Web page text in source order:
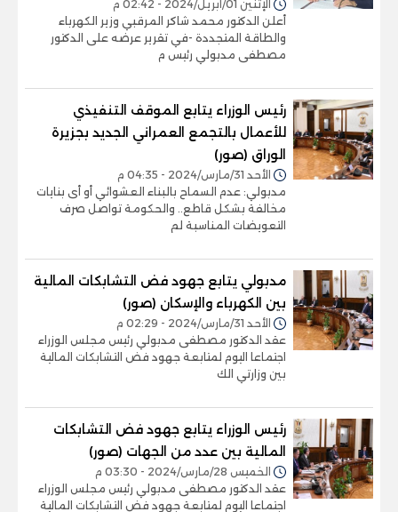
الإثنين 01/أبريل/2024 - 02:42 م
أعلن الدكتور محمد شاكر المرقبي وزير الكهرباء
والطاقة المتجددة -في تقرير عرضه على الدكتور
مصطفى مدبولي رئيس م
رئيس الوزراء يتابع الموقف التنفيذي
للأعمال بالتجمع العمراني الجديد بجزيرة
الوراق (صور)
الأحد 31/مارس/2024 - 04:35 م
مدبولي: عدم السماح بالبناء العشوائي أو أى بنايات
مخالفة بشكل قاطع.. والحكومة تواصل صرف
التعويضات المناسبة لم
مدبولي يتابع جهود فض التشابكات المالية
بين الكهرباء والإسكان (صور)
الأحد 31/مارس/2024 - 02:29 م
عقد الدكتور مصطفى مدبولي رئيس مجلس الوزراء
اجتماعا اليوم لمتابعة جهود فض التشابكات المالية
بين وزارتي الك
رئيس الوزراء يتابع جهود فض التشابكات
المالية بين عدد من الجهات (صور)
الخميس 28/مارس/2024 - 03:30 م
عقد الدكتور مصطفى مدبولي رئيس مجلس الوزراء
اجتماعا اليوم لمتابعة جهود فض التشابكات المالية